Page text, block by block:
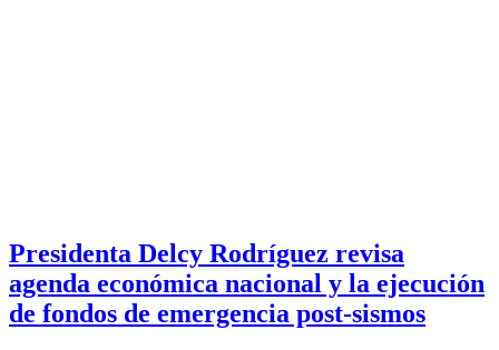
Presidenta Delcy Rodríguez revisa
agenda económica nacional y la ejecución
de fondos de emergencia post-sismos